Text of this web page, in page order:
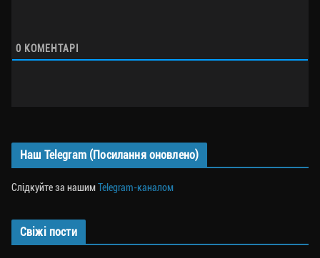
0 КОМЕНТАРІ
Наш Telegram (Посилання оновлено)
Слідкуйте за нашимTelegram-каналом
Свіжі пости